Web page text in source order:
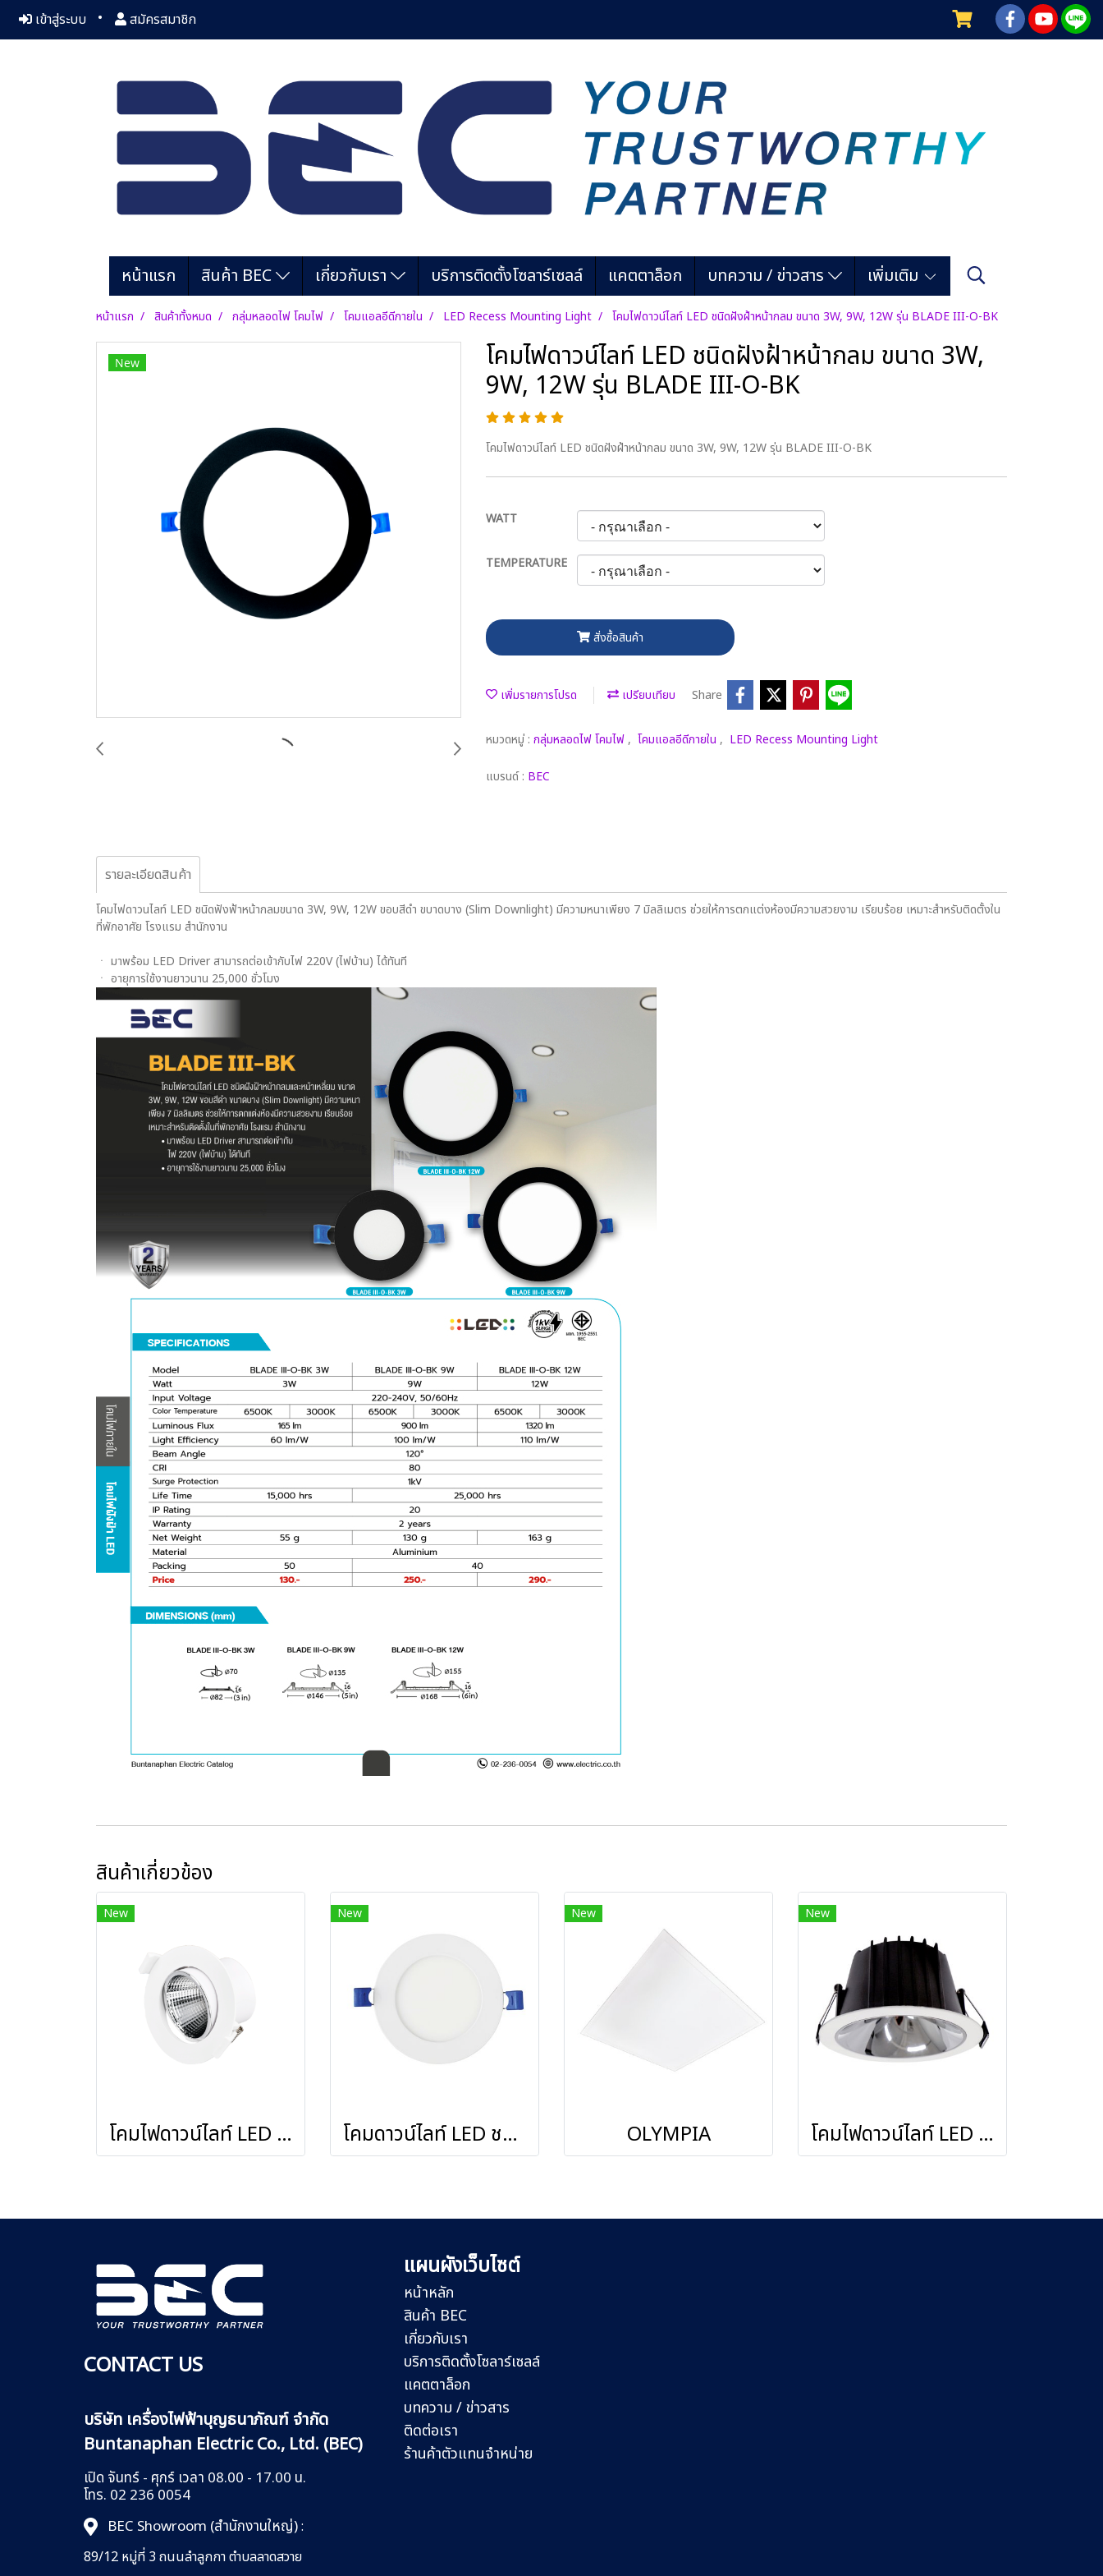
เข้าสู่ระบบ สมัครสมาชิก
หน้าแรก สินค้า BEC เกี่ยวกับเรา บริการติดตั้งโซลาร์เซลล์ แคตตาล็อก บทความ / ข่าวสาร เพิ่มเติม
หน้าแรก สินค้าทั้งหมด กลุ่มหลอดไฟ โคมไฟ โคมแอลอีดีภายใน LED Recess Mounting Light โคมไฟดาวน์ไลท์ LED ชนิดฝังฝ้าหน้ากลม ขนาด 3W, 9W, 12W รุ่น BLADE III-O-BK
New โคมไฟดาวน์ไลท์ LED ชนิดฝังฝ้าหน้ากลม ขนาด 3W,
9W, 12W รุ่น BLADE III-O-BK
โคมไฟดาวน์ไลท์ LED ชนิดฝังฝ้าหน้ากลม ขนาด 3W, 9W, 12W รุ่น BLADE III-O-BK
WATT
TEMPERATURE
สั่งซื้อสินค้า
เพิ่มรายการโปรด เปรียบเทียบ Share
หมวดหมู่ : กลุ่มหลอดไฟ โคมไฟ , โคมแอลอีดีภายใน , LED Recess Mounting Light
แบรนด์ : BEC
รายละเอียดสินค้า
โคมไฟดาวนไลท์ LED ชนิดฟังฟ้าหน้ากลมขนาด 3W, 9W, 12W ขอบสีดำ ขบาดบาง (Slim Downlight) มีความหนาเพียง 7 มิลลิเมตร ช่วยให้การตกแต่งห้องมีความสวยงาม เรียบร้อย เหมาะสำหรับติดตั้งใน
ที่พักอาศัย โรงแรม สำนักงาน
ㆍ มาพร้อม LED Driver สามารถต่อเข้ากับไฟ 220V (ไฟบ้าน) ได้ทันที
ㆍ อายุการใช้งานยาวนาน 25,000 ชั่วโมง
สินค้าเกี่ยวข้อง
New
โคมไฟดาวน์ไลท์ LED ชนิดฝังฝ้าหน้ากลม รุ่น Angle-DO
New
โคมดาวน์ไลท์ LED ชนิดฝั่งฝ้าหน้ากลมขนาด 3W, 6W, 9W, 12W, 15W, 18W, 24W รุ่น BLADE III-O
New
OLYMPIA
New
โคมไฟดาวน์ไลท์ LED ชนิดฝังฝ้าหน้ากลม ขนาด 18W, 24W รุ่น ARIZONA
CONTACT US
บริษัท เครื่องไฟฟ้าบุญธนาภัณฑ์ จำกัด
Buntanaphan Electric Co., Ltd. (BEC)
เปิด จันทร์ - ศุกร์ เวลา 08.00 - 17.00 น.
โทร. 02 236 0054
BEC Showroom (สำนักงานใหญ่):
89/12 หมู่ที่ 3 ถนนลำลูกกาตำบลลาดสวาย
แผนผังเว็บไซต์
หน้าหลัก
สินค้า BEC
เกี่ยวกับเรา
บริการติดตั้งโซลาร์เซลล์
แคตตาล็อก
บทความ / ข่าวสาร
ติดต่อเรา
ร้านค้าตัวแทนจำหน่าย